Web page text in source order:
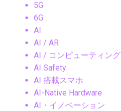
5G
6G
AI
AI / AR
AI / コンピューティング
AI Safety
AI 搭載スマホ
AI-Native Hardware
AI・イノベーション